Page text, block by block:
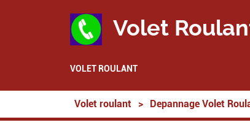
Volet
VOLET ROULANT
Volet roulant > Depannage Volet